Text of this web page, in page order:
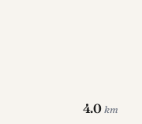
4.0 km